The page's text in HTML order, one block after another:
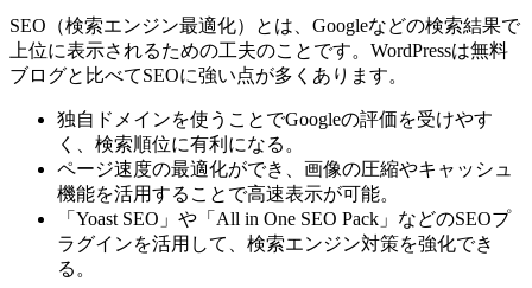
SEO（検索エンジン最適化）とは、Googleなどの検索結果で
上位に表示されるための工夫のことです。WordPressは無料
ブログと比べてSEOに強い点が多くあります。
独自ドメインを使うことでGoogleの評価を受けやす
く、検索順位に有利になる。
ページ速度の最適化ができ、画像の圧縮やキャッシュ
機能を活用することで高速表示が可能。
「Yoast SEO」や「All in One SEO Pack」などのSEOプ
ラグインを活用して、検索エンジン対策を強化でき
る。